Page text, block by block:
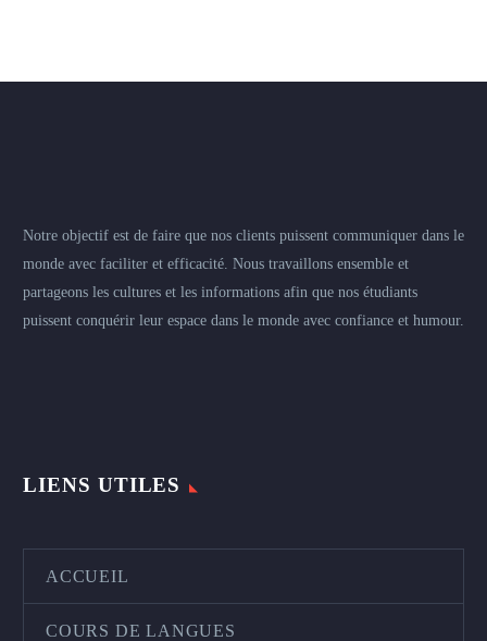
Notre objectif est de faire que nos clients puissent communiquer dans le
monde avec faciliter et efficacité. Nous travaillons ensemble et
partageons les cultures et les informations afin que nos étudiants
puissent conquérir leur espace dans le monde avec confiance et humour.
LIENS UTILES
ACCUEIL
COURS DE LANGUES